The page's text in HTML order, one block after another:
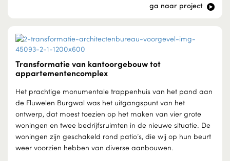
ga naar project
Transformatie van kantoorgebouw tot
appartementencomplex
Het prachtige monumentale trappenhuis van het pand aan
de Fluwelen Burgwal was het uitgangspunt van het
ontwerp, dat moest toezien op het maken van vier grote
woningen en twee bedrijfsruimten in de nieuwe situatie. De
woningen zijn geschakeld rond patio’s, die wij op hun beurt
weer voorzien hebben van diverse aanbouwen.